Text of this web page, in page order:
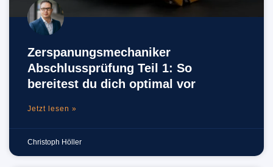
Zerspanungsmechaniker
Abschlussprüfung Teil 1: So
bereitest du dich optimal vor
Jetzt lesen »
Christoph Höller